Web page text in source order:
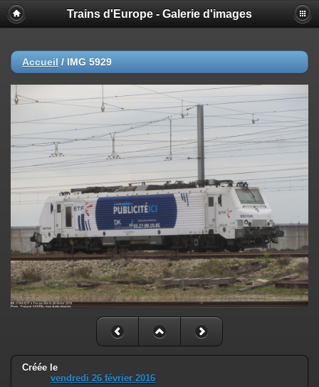
Trains d'Europe - Galerie d'images
Accueil / IMG 5929
Créée le
vendredi 26 février 2016